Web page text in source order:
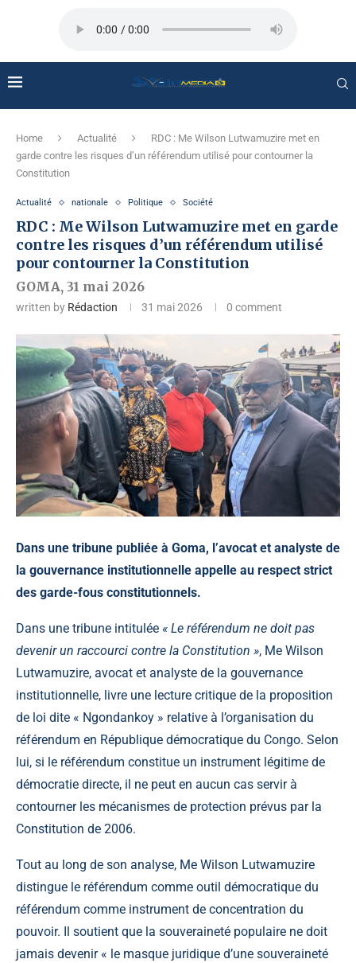
Home Actualité
RDC : Me Wilson Lutwamuzire met en
garde contre les risques d’un référendum utilisé pour contourner la
Constitution
Actualité nationale Politique Société
RDC : Me Wilson Lutwamuzire met en garde
contre les risques d’un référendum utilisé
pour contourner la Constitution
GOMA, 31 mai 2026
written by Rédaction 31 mai 2026 0 comment
Dans une tribune publiée à Goma, l’avocat et analyste de
la gouvernance institutionnelle appelle au respect strict
des garde-fous constitutionnels.
Dans une tribune intitulée « Le référendum ne doit pas
devenir un raccourci contre la Constitution », Me Wilson
Lutwamuzire, avocat et analyste de la gouvernance
institutionnelle, livre une lecture critique de la proposition
de loi dite « Ngondankoy » relative à l’organisation du
référendum en République démocratique du Congo. Selon
lui, si le référendum constitue un instrument légitime de
démocratie directe, il ne peut en aucun cas servir à
contourner les mécanismes de protection prévus par la
Constitution de 2006.
Tout au long de son analyse, Me Wilson Lutwamuzire
distingue le référendum comme outil démocratique du
référendum comme instrument de concentration du
pouvoir. Il soutient que la souveraineté populaire ne doit
jamais devenir « le masque juridique d’une souveraineté